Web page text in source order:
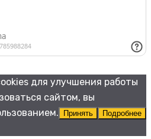
для улучшения работы
сайтом, вы
Принять Подробнее